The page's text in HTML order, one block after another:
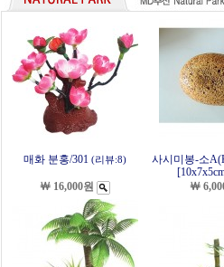
매화 분홍/301 (리뷰:8)
￦ 16,000원
사시미봉-소
￦